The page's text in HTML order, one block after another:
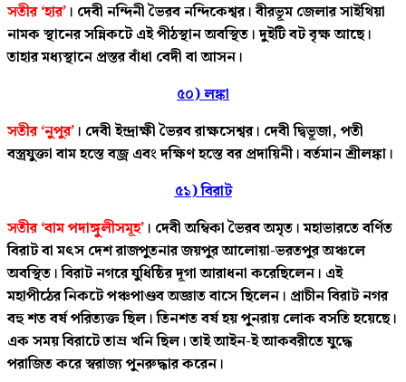
সতীর ‘হার’ । দেবী নন্দিনী ভৈরব নন্দিকেশ্বর। বীরভূম জেলার সাইথিয়া
নামক স্থানের সন্নিকটে এই পীঠস্থান অবস্থিত। দুইটি বট বৃক্ষ আছে।
তাহার মধ্যস্থানে প্রস্তর বাঁধা বেদী বা আসন।
৫০) লঙ্কা
সতীর ‘নুপুর’ । দেবী ইন্দ্রাক্ষী ভৈরব রাক্ষসেশ্বর। দেবী দ্বিভূজা, পতী
বস্ত্রযুক্তা বাম হস্তে বজ্র এবং দক্ষিণ হস্তে বর প্রদায়িনী। বর্তমান শ্রীলঙ্কা।
৫১) বিরাট
সতীর ‘বাম পদাঙ্গুলীসমূহ’ । দেবী অম্বিকা ভৈরব অমৃত। মহাভারতে বর্ণিত
বিরাট বা মৎস দেশ রাজপুতনার জয়পুর আলোয়া-ভরতপুর অঞ্চলে
অবস্থিত। বিরাট নগরে যুধিষ্ঠির দূগা আরাধনা করেছিলেন। এই
মহাপীঠের নিকটে পঞ্চপাণ্ডব অজ্ঞাত বাসে ছিলেন। প্রাচীন বিরাট নগর
বহু শত বর্ষ পরিত্যক্ত ছিল। তিনশত বর্ষ হয় পুনরায় লোক বসতি হয়েছে।
এক সময় বিরাটে তাম্র খনি ছিল। তাই আইন-ই আকবরীতে যুদ্ধে
পরাজিত করে স্বরাজ্য পুনরুদ্ধার করেন।